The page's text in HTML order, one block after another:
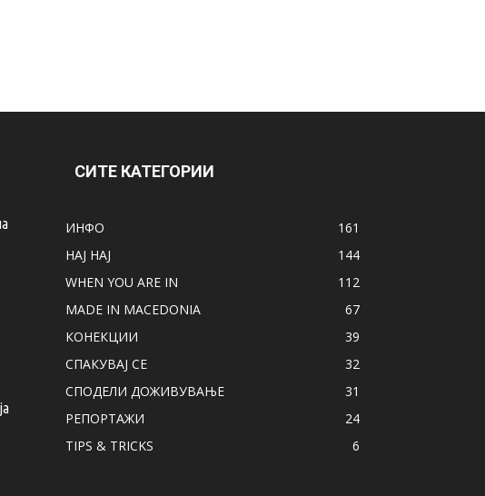
СИТЕ КАТЕГОРИИ
ИНФО
161
НАЈ НАЈ
144
WHEN YOU ARE IN
112
MADE IN MACEDONIA
67
КОНЕКЦИИ
39
СПАКУВАЈ СЕ
32
СПОДЕЛИ ДОЖИВУВАЊЕ
31
РЕПОРТАЖИ
24
TIPS & TRICKS
6